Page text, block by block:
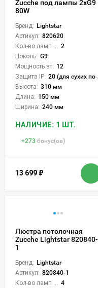
Zucche под лампы 2xG9
80W
Бренд: Lightstar
Артикул: 820620
2
Цоколь: G9
Мощность вт: 12
Защита IP: 20 (для сухих пом.)
Высота: 310 мм
Длина: 150 мм
Ширина: 240 мм
НАЛИЧИЕ: 1 ШТ.
+273 бонус(ов)
13 699 ₽
Люстра потолочная
Zucche Lightstar 820840-
1
Бренд: Lightstar
Артикул: 820840-1
4